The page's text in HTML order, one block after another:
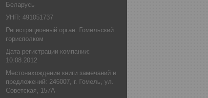
Беларусь
УНП: 491051737
Регистрационный орган: Гомельский
горисполком
Дата регистрации компании:
10.08.2012
Местонахождение книги замечаний и
предложений: 246007, г. Гомель, ул.
Советская, 157А